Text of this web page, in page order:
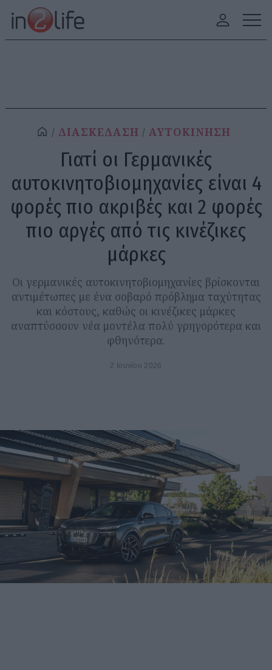
ΔΙΑΣΚΕΔΑΣΗ ΑΥΤΟΚΙΝΗΣΗ
Γιατί οι Γερμανικές
αυτοκινητοβιομηχανίες είναι 4
φορές πιο ακριβές και 2 φορές
πιο αργές από τις κινέζικες
μάρκες
Οι γερμανικές αυτοκινητοβιομηχανίες βρίσκονται
αντιμέτωπες με ένα σοβαρό πρόβλημα ταχύτητας
και κόστους, καθώς οι κινέζικες μάρκες
αναπτύσσουν νέα μοντέλα πολύ γρηγορότερα και
φθηνότερα.
2 Ιουνίου 2026